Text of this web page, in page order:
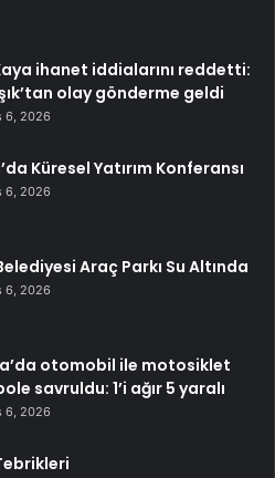
ihanet iddialarını reddetti:
olay gönderme geldi
6, 2026
Küresel Yatırım Konferansı
6, 2026
Araç Parkı Su Altında
6, 2026
otomobil ile motosiklet
savruldu: 1’i ağır 5 yaralı
6, 2026